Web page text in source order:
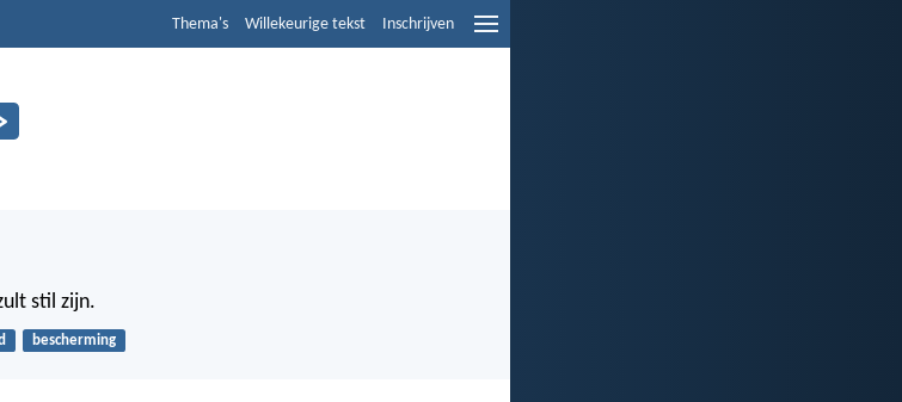
Thema's Willekeurige tekst Inschrijven
stil zijn.
bescherming